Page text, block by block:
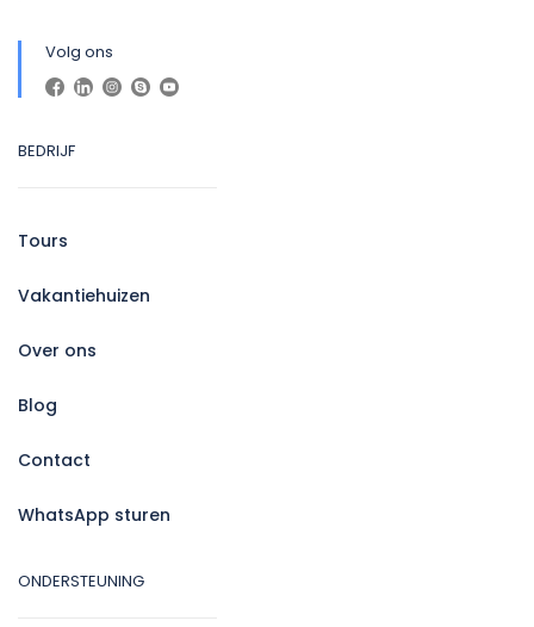
Volg ons
BEDRIJF
Tours
Vakantiehuizen
Over ons
Blog
Contact
WhatsApp sturen
ONDERSTEUNING